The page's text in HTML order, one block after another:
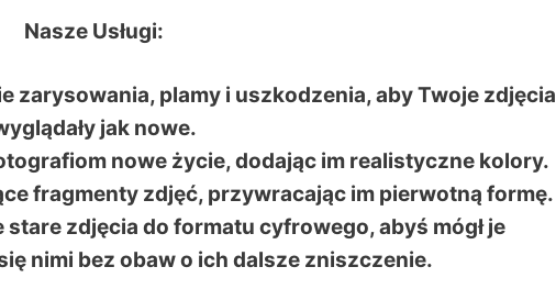
Nasze Usługi:
zarysowania, plamy i uszkodzenia, aby Twoje zdjęcia
jak nowe.
nowe życie, dodając im realistyczne kolory.
fragmenty zdjęć, przywracając im pierwotną formę.
zdjęcia do formatu cyfrowego, abyś mógł je
nimi bez obaw o ich dalsze zniszczenie.